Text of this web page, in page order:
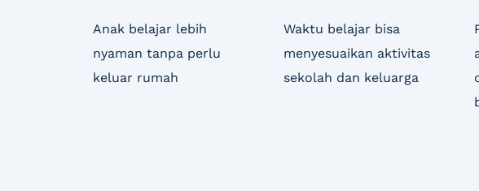
Anak belajar lebih
nyaman tanpa perlu
keluar rumah
Waktu belajar bisa
menyesuaikan aktivitas
sekolah dan keluarga